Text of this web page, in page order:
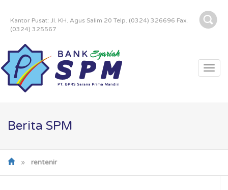
Kantor Pusat: Jl. KH. Agus Salim 20 Telp. (0324) 326696 Fax.
(0324) 325567
Berita SPM
» rentenir